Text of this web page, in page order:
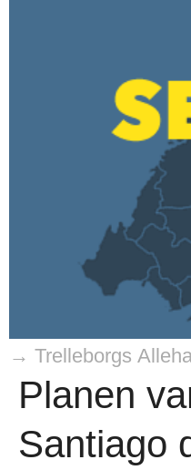
→ Trelleborgs
Planen
Santiago